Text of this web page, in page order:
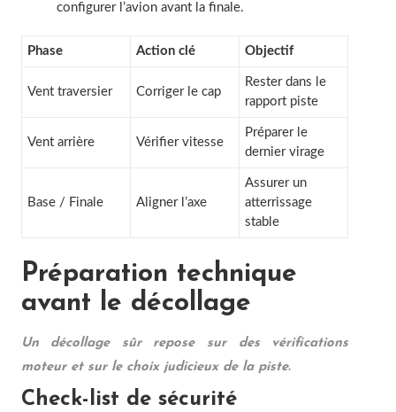
configurer l’avion avant la finale.
Phase Action clé Objectif
Vent traversier Corriger le cap
Rester dans le
rapport piste
Vent arrière Vérifier vitesse
Préparer le
dernier virage
Base / Finale Aligner l’axe
Assurer un
atterrissage
stable
Préparation technique
avant le décollage
Un décollage sûr repose sur des vérifications
moteur et sur le choix judicieux de la piste.
Check-list de sécurité